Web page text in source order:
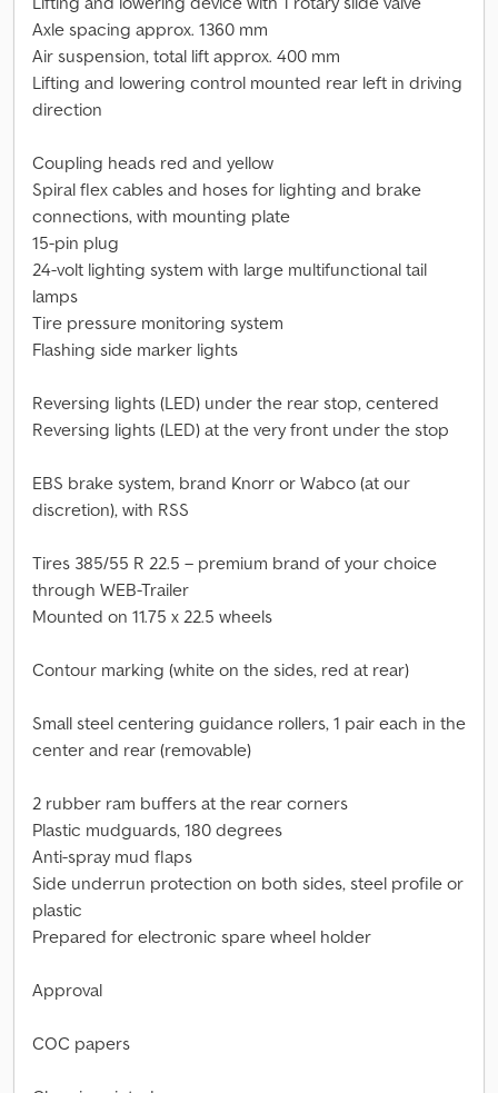
Axle spacing approx. 1360 mm
Air suspension, total lift approx. 400 mm
Lifting and lowering control mounted rear left in driving
direction
Coupling heads red and yellow
Spiral flex cables and hoses for lighting and brake
connections, with mounting plate
15-pin plug
24-volt lighting system with large multifunctional tail
lamps
Tire pressure monitoring system
Flashing side marker lights
Reversing lights (LED) under the rear stop, centered
Reversing lights (LED) at the very front under the stop
EBS brake system, brand Knorr or Wabco (at our
discretion), with RSS
Tires 385/55 R 22.5 – premium brand of your choice
through WEB-Trailer
Mounted on 11.75 x 22.5 wheels
Contour marking (white on the sides, red at rear)
Small steel centering guidance rollers, 1 pair each in the
center and rear (removable)
2 rubber ram buffers at the rear corners
Plastic mudguards, 180 degrees
Anti-spray mud flaps
Side underrun protection on both sides, steel profile or
plastic
Prepared for electronic spare wheel holder
Approval
COC papers